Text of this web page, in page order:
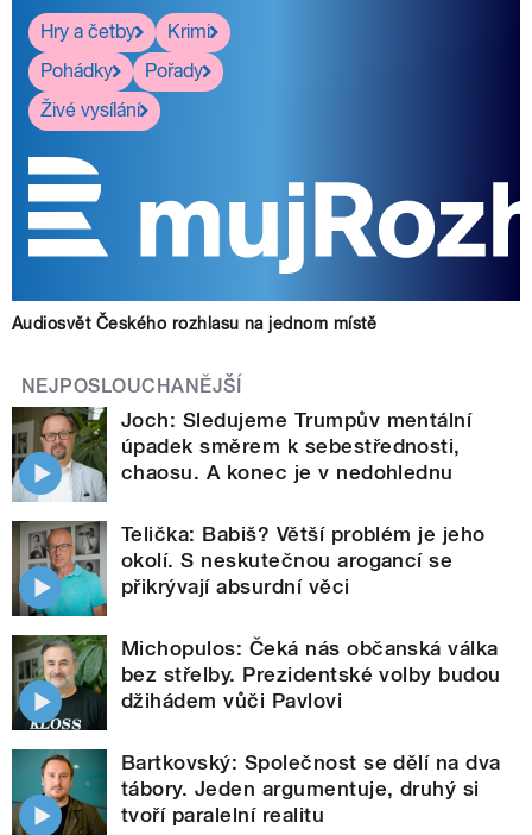
Hry a četby
Krimi
Pohádky
Pořady
Živé vysílání
Audiosvět Českého rozhlasu na jednom místě
NEJPOSLOUCHANĚJŠÍ
Joch: Sledujeme Trumpův mentální
úpadek směrem k sebestřednosti,
chaosu. A konec je v nedohlednu
Telička: Babiš? Větší problém je jeho
okolí. S neskutečnou arogancí se
přikrývají absurdní věci
Michopulos: Čeká nás občanská válka
bez střelby. Prezidentské volby budou
džihádem vůči Pavlovi
Bartkovský: Společnost se dělí na dva
tábory. Jeden argumentuje, druhý si
tvoří paralelní realitu